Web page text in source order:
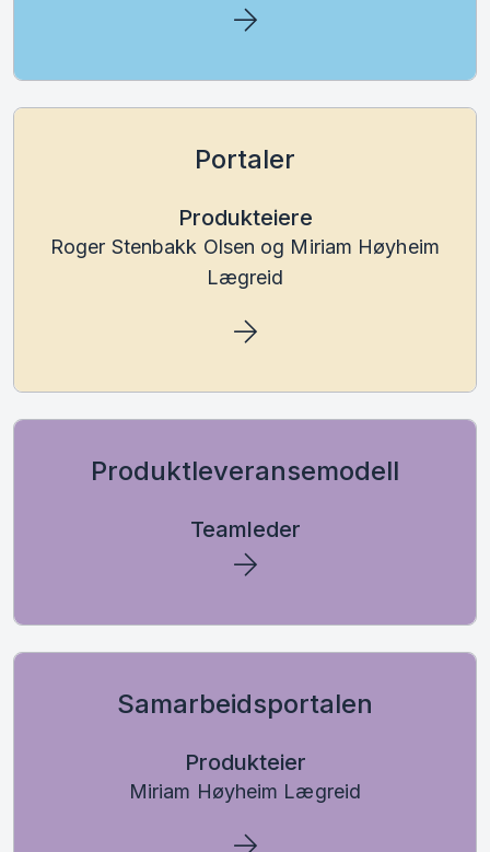
Portaler
Produkteiere
Roger Stenbakk Olsen og Miriam Høyheim
Lægreid
Produktleveransemodell
Teamleder
Samarbeidsportalen
Produkteier
Miriam Høyheim Lægreid